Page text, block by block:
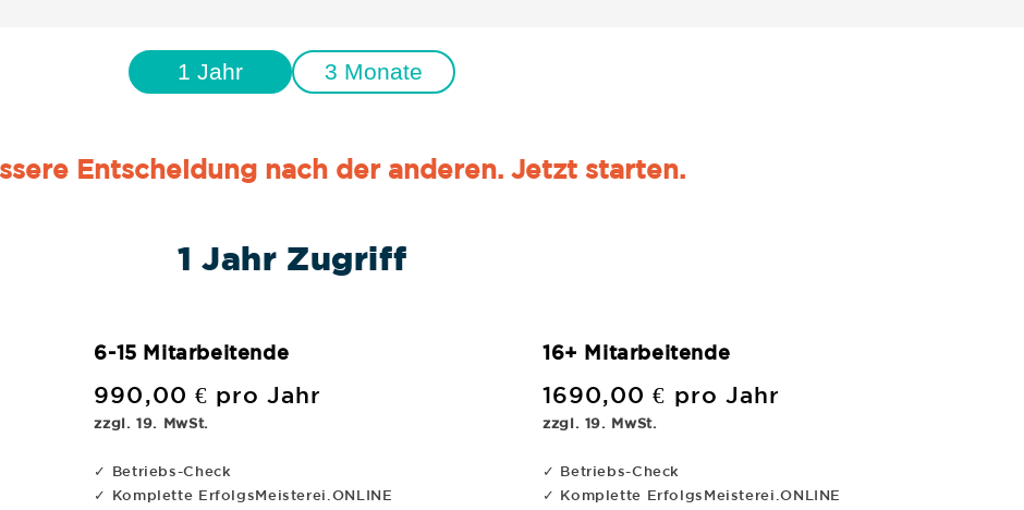
1 Jahr 3 Monate
Entscheidung nach der anderen. Jetzt starten.
1 Jahr Zugriff
6-15 Mitarbeitende
990,00 € pro Jahr
zzgl. 19. MwSt.
✓ Betriebs-Check
✓ Komplette ErfolgsMeisterei.ONLINE
16+ Mitarbeitende
1690,00 € pro Jahr
zzgl. 19. MwSt.
✓ Betriebs-Check
✓ Komplette ErfolgsMeisterei.ONLINE